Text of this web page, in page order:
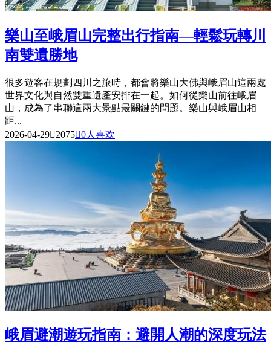
樂山至峨眉山完整出行指南—輕鬆玩轉川
南雙遺勝地
很多遊客在規劃四川之旅時，都會將樂山大佛與峨眉山這兩處
世界文化與自然雙重遺產安排在一起。如何從樂山前往峨眉
山，成為了串聯這兩大景點最關鍵的問題。樂山與峨眉山相
距...
2026-04-2920750人喜欢
峨眉避潮遊玩指南：避開人潮的深度玩法